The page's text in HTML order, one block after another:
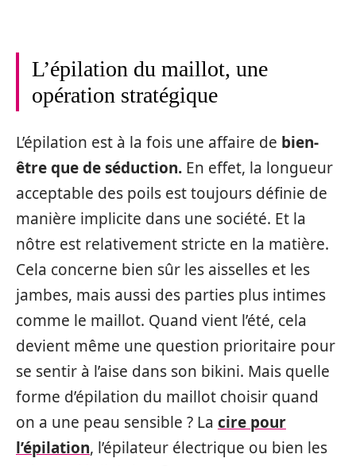
L’épilation du maillot, une
opération stratégique
L’épilation est à la fois une affaire de bien-
être que de séduction. En effet, la longueur
acceptable des poils est toujours définie de
manière implicite dans une société. Et la
nôtre est relativement stricte en la matière.
Cela concerne bien sûr les aisselles et les
jambes, mais aussi des parties plus intimes
comme le maillot. Quand vient l’été, cela
devient même une question prioritaire pour
se sentir à l’aise dans son bikini. Mais quelle
forme d’épilation du maillot choisir quand
on a une peau sensible ? La cire pour
l’épilation, l’épilateur électrique ou bien les